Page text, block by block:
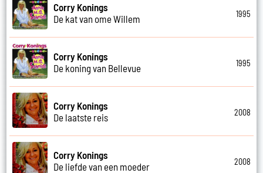
Corry Konings
De kat van ome Willem
1995
Corry Konings
De koning van Bellevue
1995
Corry Konings
De laatste reis
2008
Corry Konings
De liefde van een moeder
2008